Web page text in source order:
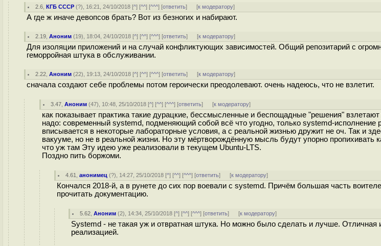
2.6 ,КГБ СССР (?), 16:21, 24/10/2018 [^] [^^] [^^^] [ответить] [к модератору]
А где ж иначе девопсов брать? Вот из безногих и набирают.
2.19 ,Аноним (19), 18:04, 24/10/2018 [^] [^^] [^^^] [ответить] [к модератору]
Для изоляции приложений и на случай конфликтующих зависимостей. Общий репозитарий с
геморройная штука в обслуживании.
2.22 ,Аноним (22), 19:13, 24/10/2018 [^] [^^] [^^^] [ответить] [к модератору]
сначала создают себе проблемы потом героически преодолевают. очень надеюсь, что не взлетит.
3.47 ,Аноним (47), 10:48, 25/10/2018 [^] [^^] [^^^] [ответить] [к модератору]
как показывает практика такие дурацкие, бессмысленные и беспощадные "решения"
надо: современный systemd, подменяющий собой всё что угодно, только systemd-исполнение
вписывается в некоторые лабораторные условия, а с реальной жизнью дружит не оч. Так и
вакууме, но не в реальной жизни. Но эту мёртворождённую мысль будут упорно пропихивать
что уж там Эту идею уже реализовали в текущем Ubuntu-LTS.
Поздно пить боржоми.
4.61 ,анонимец (?), 14:27, 25/10/2018 [^] [^^] [^^^] [ответить] [к модератору]
Кончался 2018-й, а в рунете до сих пор воевали с systemd. Причём большая часть
прочитать документацию.
5.62 ,Аноним (2), 14:34, 25/10/2018 [^] [^^] [^^^] [ответить] [к модератору]
Systemd - не такая уж и отвратная штука. Но можно было сделать и лучше. Отличная
реализацией.